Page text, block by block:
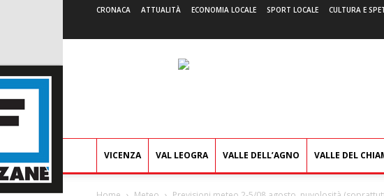
CRONACA ATTUALITÀ ECONOMIA LOCALE SPORT LOCALE CULTURA E
VICENZA VAL LEOGRA VALLE DELL’AGNO VALLE DEL